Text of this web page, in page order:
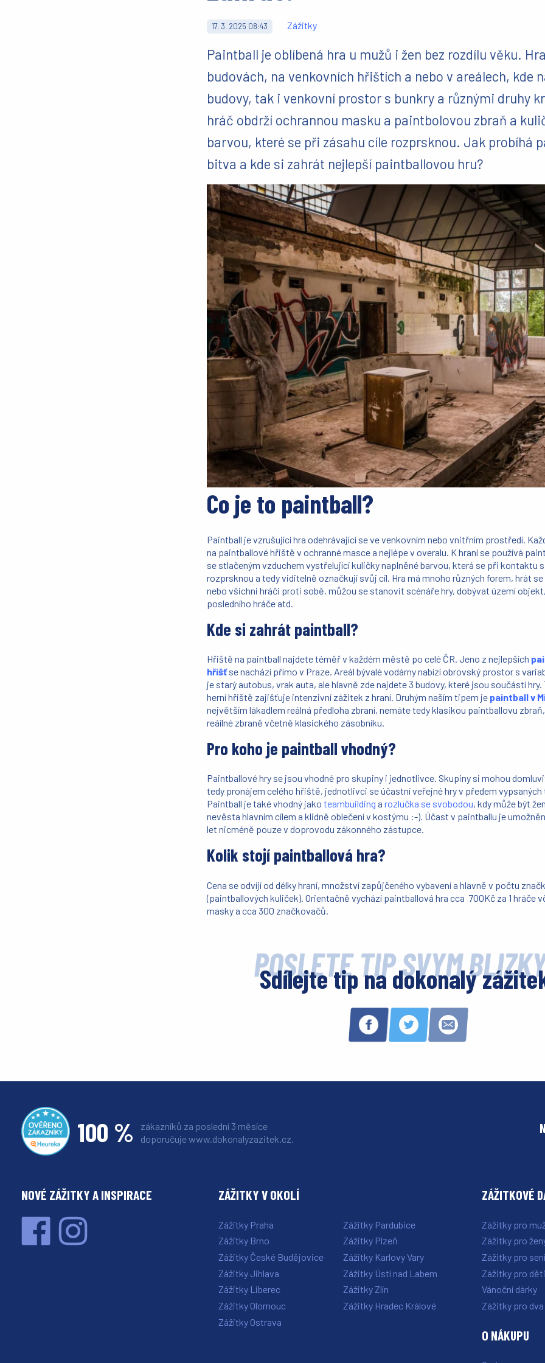
17. 3. 2025 08:43 Zážitky
Paintball je oblíbená hra u mužů i žen bez rozdílu věku.
budovách, na venkovních hřištích a nebo v areálech, kde
budovy, tak i venkovní prostor s bunkry a různými druhy
hráč obdrží ochrannou masku a paintbolovou zbraň a
barvou, které se při zásahu cíle rozprsknou. Jak probíhá
bitva a kde si zahrát nejlepší paintballovou hru?
Co je to paintball?
Paintball je vzrušující hra odehrávající se ve venkovním nebo vnitřním prostředí.
na paintballové hřiště v ochranné masce a nejlépe v overalu. K hraní se používá
se stlačeným vzduchem vystřelující kuličky naplněné barvou, která se při kontaktu
rozprsknou a tedy viditelně označkují svůj cíl. Hra má mnoho různých forem, hrát
nebo všichni hráči proti sobě, můžou se stanovit scénáře hry, dobývat území
posledního hráče atd.
Kde si zahrát paintball?
Hřiště na paintball najdete téměř v každém městě po celé ČR. Jeno z nejlepších
hřišťse nachází přímo v Praze. Areál bývalé vodárny nabízí obrovský prostor s
je starý autobus, vrak auta, ale hlavně zde najdete 3 budovy, které jsou součástí
herní hřiště zajišťuje intenzivní zážitek z hraní. Druhým naším tipem je paintball v
největším lákadlem reálná předloha zbraní, nemáte tedy klasikou paintballovu
reáílné zbraně včetně klasického zásobníku.
Pro koho je paintball vhodný?
Paintballové hry se jsou vhodné pro skupiny i jednotlivce. Skupiny si mohou
tedy pronájem celého hřiště, jednotlivci se účastní veřejné hry v předem vypsaných
Paintball je také vhodný jako teambuilding a rozlučka se svobodou, kdy může být
nevěsta hlavním cílem a klidně oblečení v kostýmu :-). Účast v paintballu je
let nicméně pouze v doprovodu zákonného zástupce.
Kolik stojí paintballová hra?
Cena se odvíjí od délky hraní, množství zapůjčeného vybavení a hlavně v počtu
(paintballových kuliček). Orientačně vychází paintballová hra cca 700Kč za 1 hráče
masky a cca 300 značkovačů.
POŠLETE TIP SVÝM
Sdílejte tip na dokonalý
100 %
zákazníků za poslední 3 měsíce
doporučuje www.dokonalyzazitek.cz.
NOVÉ ZÁŽITKY A INSPIRACE ZÁŽITKY V OKOLÍ
Zážitky Praha
Zážitky Brno
Zážitky České Budějovice
Zážitky Jihlava
Zážitky Liberec
Zážitky Olomouc
Zážitky Ostrava
Zážitky Pardubice
Zážitky Plzeň
Zážitky Karlovy Vary
Zážitky Ústí nad Labem
Zážitky Zlín
Zážitky Hradec Králové
ZÁŽITKOVÉ
Zážitky pro
Zážitky pro
Zážitky pro
Zážitky pro děti
Vánoční dárky
Zážitky pro dva
O NÁKUPU